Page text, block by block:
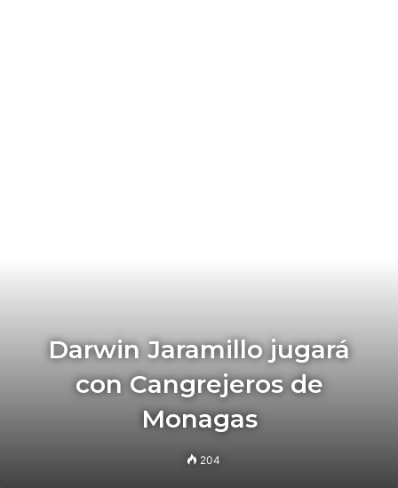
Darwin Jaramillo jugará
con Cangrejeros de
Monagas
204